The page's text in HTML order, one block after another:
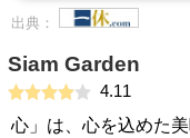
出典：
Siam Garden
4.11
心」は、心を込めた